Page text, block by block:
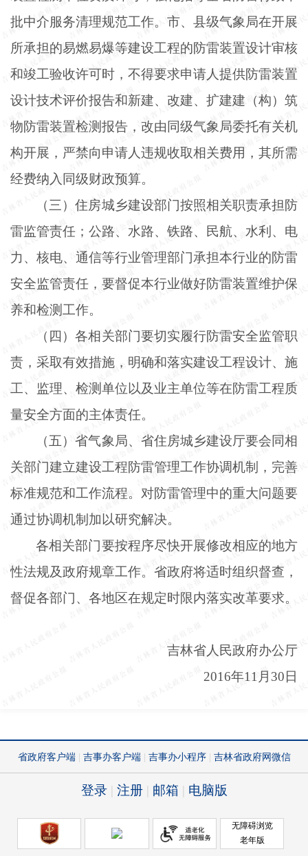
批中介服务清理规范工作。市、县级气象局在开展
所承担的易燃易爆等建设工程的防雷装置设计审核
和竣工验收许可时，不得要求申请人提供防雷装置
设计技术评价报告和新建、改建、扩建建（构）筑
物防雷装置检测报告，改由同级气象局委托有关机
构开展，严禁向申请人违规收取相关费用，其所需
经费纳入同级财政预算。
（三）住房城乡建设部门按照相关职责承担防
雷监管责任；公路、水路、铁路、民航、水利、电
力、核电、通信等行业管理部门承担本行业的防雷
安全监管责任，要督促本行业做好防雷装置维护保
养和检测工作。
（四）各相关部门要切实履行防雷安全监管职
责，采取有效措施，明确和落实建设工程设计、施
工、监理、检测单位以及业主单位等在防雷工程质
量安全方面的主体责任。
（五）省气象局、省住房城乡建设厅要会同相
关部门建立建设工程防雷管理工作协调机制，完善
标准规范和工作流程。对防雷管理中的重大问题要
通过协调机制加以研究解决。
各相关部门要按程序尽快开展修改相应的地方
性法规及政府规章工作。省政府将适时组织督查，
督促各部门、各地区在规定时限内落实改革要求。
吉林省人民政府办公厅
2016年11月30日